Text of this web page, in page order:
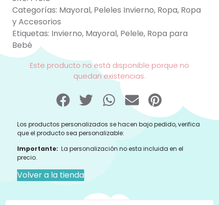
Categorías: Mayoral, Peleles Invierno, Ropa, Ropa
y Accesorios
Etiquetas: Invierno, Mayoral, Pelele, Ropa para
Bebé
Este producto no está disponible porque no
quedan existencias.
Los productos personalizados se hacen bajo pedido, verifica
que el producto sea personalizable:
Importante: La personalización no esta incluida en el
precio.
Volver a la tienda